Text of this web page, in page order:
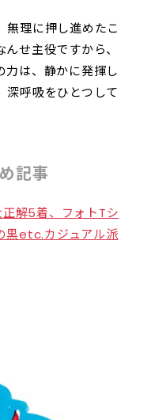
無理に押し進めたこ
せ主役ですから、
力は、静かに発揮し
深呼吸をひとつして
記事
解5着、フォトTシ
黒etc.カジュアル派